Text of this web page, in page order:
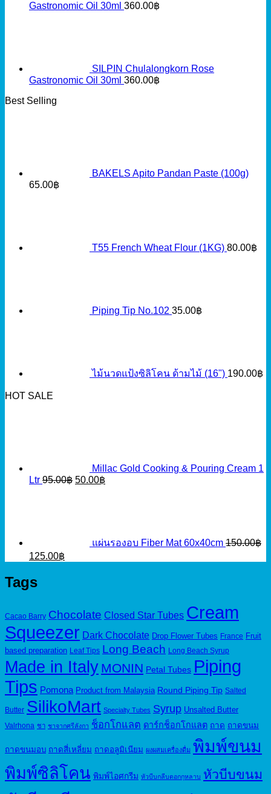
Gastronomic Oil 30ml 360.00฿
SILPIN Chulalongkorn Rose
Gastronomic Oil 30ml 360.00฿
Best Selling
BAKELS Apito Pandan Paste (100g)
65.00฿
T55 French Wheat Flour (1KG) 80.00฿
Piping Tip No.102 35.00฿
ไม้นวดแป้งซิลิโคน ด้ามไม้ (16") 190.00฿
HOT SALE
Millac Gold Cooking & Pouring Cream 1
Ltr 95.00฿ Original
50.00฿
แผ่นรองอบ Fiber Mat 60x40cm 150.00฿
Original
150.00฿.
125.00฿
Tags
Cacao Barry Chocolate Closed Star Tubes Cream
Squeezer Dark Chocolate Drop Flower Tubes France Fruit
based preparation Leaf Tips Long Beach Long Beach Syrup
Made in Italy MONIN Petal Tubes Piping
Tips Pomona Product from Malaysia Round Piping Tip Salted
Butter SilikoMart Specialty Tubes Syrup Unsalted Butter
Valrhona ชา ชาจากศรีลังกา ช็อกโกแลต ดาร์กช็อกโกแลต ถาด ถาดขนม
ถาดขนมอบ ถาดสี่เหลี่ยม ถาดอลูมิเนียม ผงผสมเครื่องดื่ม พิมพ์ขนม
พิมพ์ซิลิโคน พิมพ์ไอศกรีม หัวบีบกลีบดอกกุหลาบ หัวบีบขนม